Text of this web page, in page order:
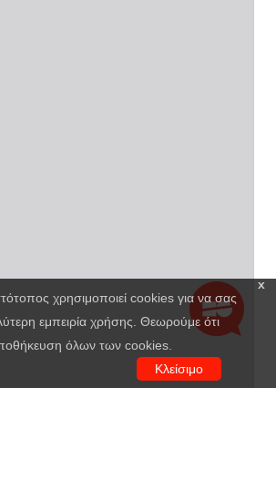
x
χρησιμοποιεί cookies για να σας
εμπειρία χρήσης. Θεωρούμε ότι
όλων των cookies.
Κλείσιμο